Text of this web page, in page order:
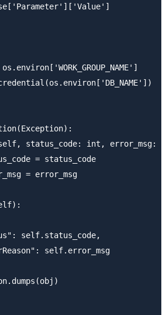
os.environ['WORK_GROUP_NAME']
status_code: int, error_msg:
= status_code
= error_msg
self.status_code,
self.error_msg